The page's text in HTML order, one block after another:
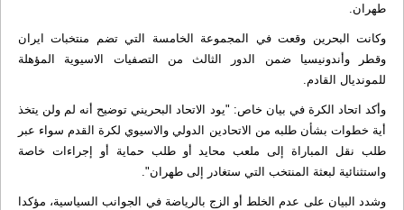
طهران.
وكانت البحرين وقعت في المجموعة الخامسة التي تضم منتخبات ايران
وقطر وأندونيسيا ضمن الدور الثالث من التصفيات الاسيوية المؤهلة
للمونديال القادم.
وأكد اتحاد الكرة في بيان خاص: "يود الاتحاد البحريني توضيح أنه لم ولن يتخذ
أية خطوات بشأن طلبه من الاتحادين الدولي والاسيوي لكرة القدم سواء عبر
طلب نقل المباراة إلى ملعب محايد أو طلب حماية أو إجراءات خاصة
واستثنائية لبعثة المنتخب التي ستغادر إلى طهران".
وشدد البيان على عدم الخلط أو الزج بالرياضة في الجوانب السياسية، مؤكدا